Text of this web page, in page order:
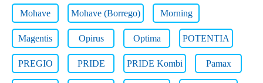
Mohave Mohave (Borrego) Morning
Mаgentis Opirus Optima POTENTIA
PREGIO PRIDE PRIDE Kombi Pamax